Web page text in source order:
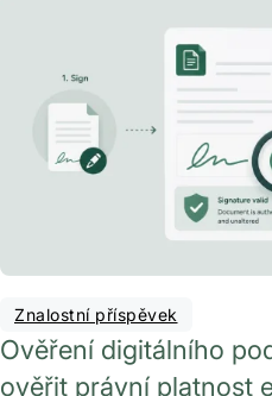
Znalostní příspěvek
Ověření digitálního
ověřit právní platnost